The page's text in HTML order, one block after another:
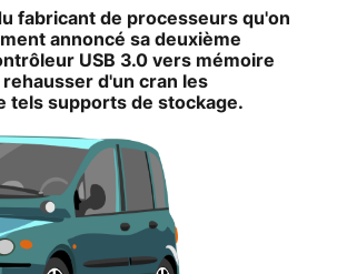
fabricant de processeurs qu'on
annoncé sa deuxième
USB 3.0 vers mémoire
d'un cran les
tels supports de stockage.